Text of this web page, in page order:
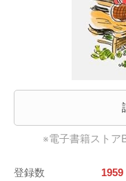
※電子書籍スト
登録数 1959